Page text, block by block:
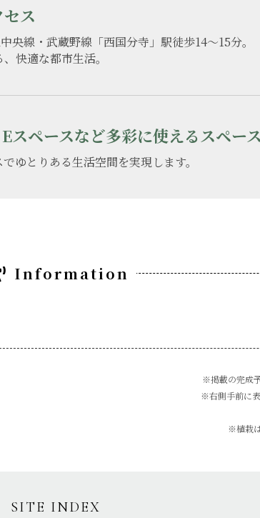
ス
央線・武蔵野線「西国分寺」駅徒歩14～15分。
快適な都市生活。
スペースなど多彩に使えるスペー
ゆとりある生活空間を実現します。
Information
※掲載の完成
※右側手前に
※植栽
SITE INDEX